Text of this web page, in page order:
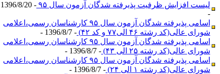
لیست افزایش ظرفیت پذیرفته شدگان آزمون سال ۹۵
- 1396/8/20
-
اسامی پذیرفته شدگان آزمون سال ۹۵ کارشناسان رسمی،اعلامی
شورای عالی(کد رشته ۴۶ الی۷۷ و کد ۴۲)
- 1396/8/7 -
اسامی پذیرفته شدگان آزمون سال ۹۵ کارشناسان رسمی،اعلامی
شورای عالی(کد رشته ۲۵ الی ۴۳)
- 1396/8/7 -
اسامی پذیرفته شدگان آزمون سال ۹۵ کارشناسان رسمی،اعلامی
شورای عالی(کد رشته ۱ الی ۲۴)
- 1396/8/7 -